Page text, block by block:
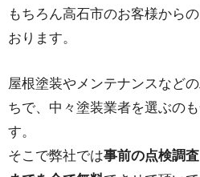
もちろん高石市のお客様から
おります。
屋根塗装やメンテナンスなど
ちで、中々塗装業者を選ぶの
す。
そこで弊社では事前の点検調